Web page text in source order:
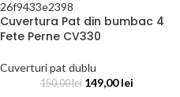
Cuvertura Pat din bumbac 4
Fete Perne CV330
Cuverturi pat dublu
150,00lei 149,00lei